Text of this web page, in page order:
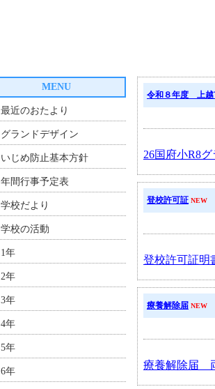
MENU
最近のおたより
グランドデザイン
いじめ防止基本方針
年間行事予定表
学校だより
学校の活動
1年
2年
3年
4年
5年
6年
令和８年度 上越
26国府小R8
登校許可証 NEW
登校許可証明
療養解除届 NEW
療養解除届